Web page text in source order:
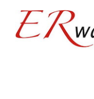
springen